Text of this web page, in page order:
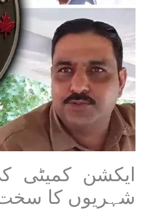
شہریوں کا